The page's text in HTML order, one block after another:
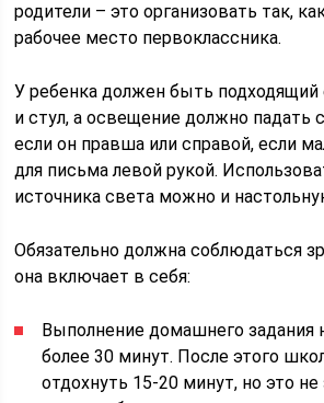
родители – это организовать так,
рабочее место первоклассника.
У ребенка должен быть подходящий
и стул, а освещение должно падать
если он правша или справой, если
для письма левой рукой.
источника света можно и
Обязательно должна соблюдаться
она включает в себя:
Выполнение домашнего задания
более 30 минут. После этого
отдохнуть 15-20 минут, но это не